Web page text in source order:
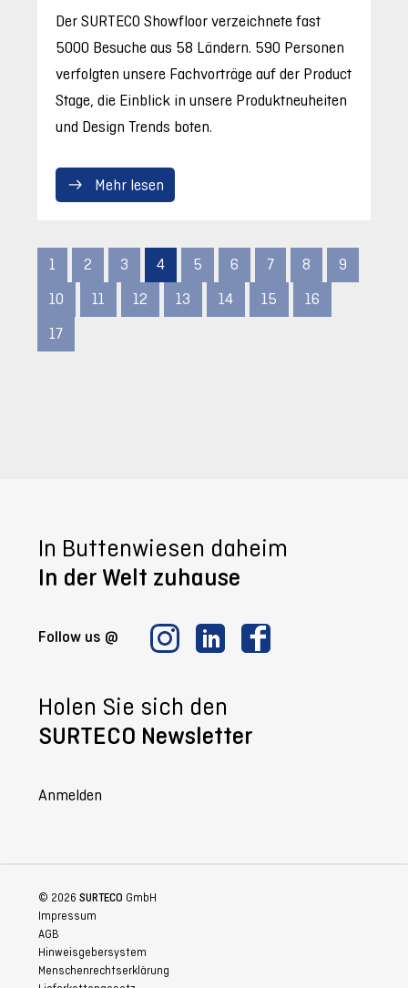
Der SURTECO Showfloor verzeichnete fast
5000 Besuche aus 58 Ländern. 590 Personen
verfolgten unsere Fachvorträge auf der Product
Stage, die Einblick in unsere Produktneuheiten
und Design Trends boten.
Mehr lesen
1 2 3 4 5 6 7 8
9
10
11 12 13 14 15
16
17
In Buttenwiesen daheim
In der Welt zuhause
Follow us @
Holen Sie sich den
SURTECO Newsletter
Anmelden
© 2026 SURTECO GmbH
Impressum
AGB
Hinweisgebersystem
Menschenrechtserklärung